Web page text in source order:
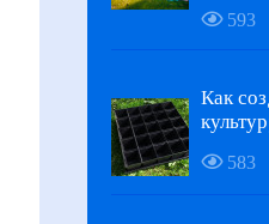
593
Как
583